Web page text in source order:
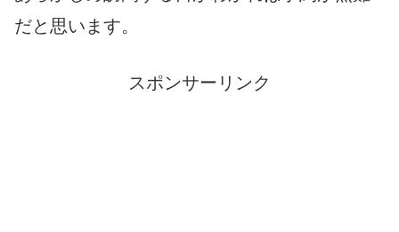
だと思います。
スポンサーリンク